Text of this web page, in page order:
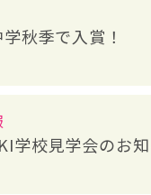
秋季で入賞！
学校見学会のお知